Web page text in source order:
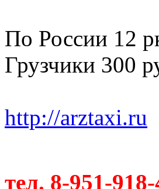
По России 12
Грузчики 300
http://arztaxi.ru
тел. 8-951-